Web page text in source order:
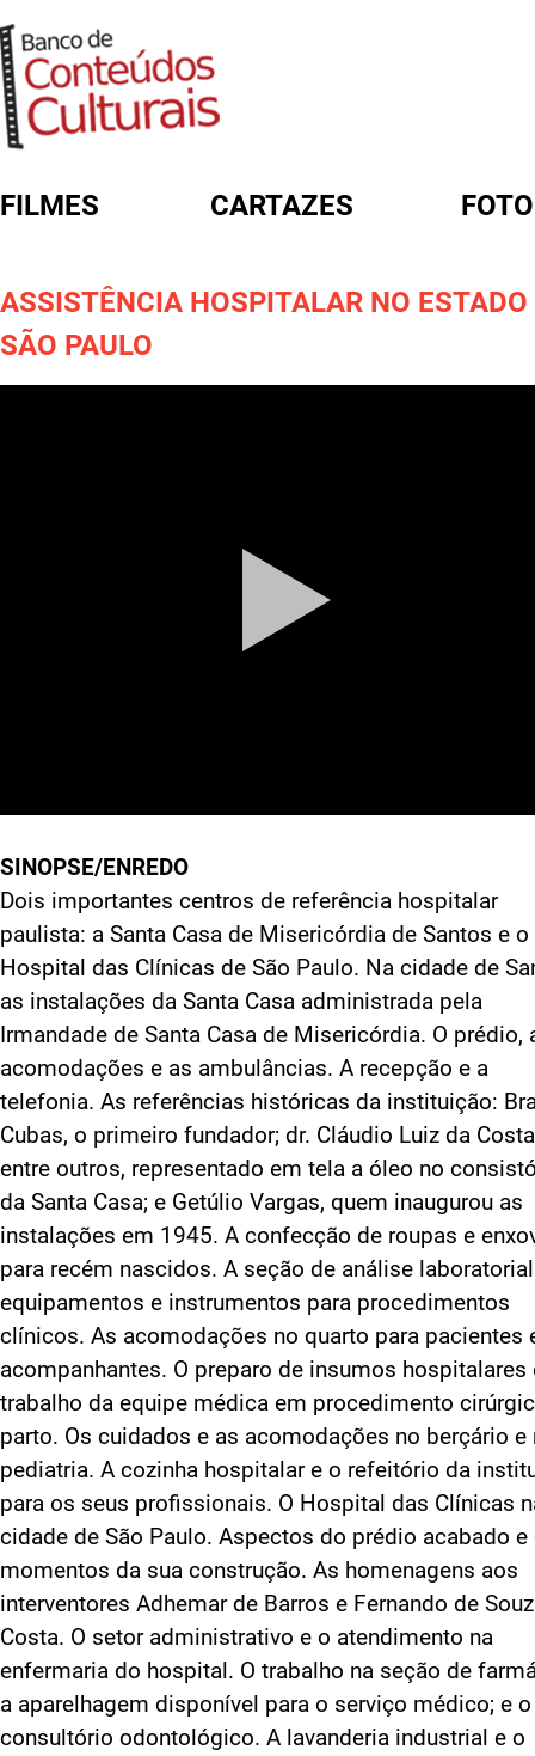
FILMES CARTAZES
ASSISTÊNCIA HOSPITALAR NO ESTADO
SÃO PAULO
SINOPSE/ENREDO
Dois importantes centros de referência hospitalar
paulista: a Santa Casa de Misericórdia de Santos e o
Hospital das Clínicas de São Paulo. Na cidade de
as instalações da Santa Casa administrada pela
Irmandade de Santa Casa de Misericórdia. O prédio,
acomodações e as ambulâncias. A recepção e a
telefonia. As referências históricas da instituição:
Cubas, o primeiro fundador; dr. Cláudio Luiz da
entre outros, representado em tela a óleo no
da Santa Casa; e Getúlio Vargas, quem inaugurou as
instalações em 1945. A confecção de roupas e
para recém nascidos. A seção de análise
equipamentos e instrumentos para procedimentos
clínicos. As acomodações no quarto para pacientes
acompanhantes. O preparo de insumos hospitalares
trabalho da equipe médica em procedimento
parto. Os cuidados e as acomodações no berçário e
pediatria. A cozinha hospitalar e o refeitório da
para os seus profissionais. O Hospital das Clínicas
cidade de São Paulo. Aspectos do prédio acabado e
momentos da sua construção. As homenagens aos
interventores Adhemar de Barros e Fernando de
Costa. O setor administrativo e o atendimento na
enfermaria do hospital. O trabalho na seção de
a aparelhagem disponível para o serviço médico; e o
consultório odontológico. A lavanderia industrial e o